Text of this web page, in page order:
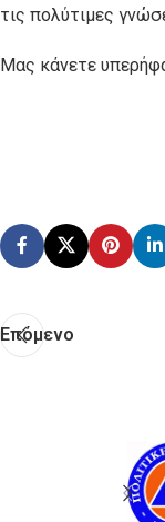
τις πολύτιμες
Μας κάνετε
Επόμενο